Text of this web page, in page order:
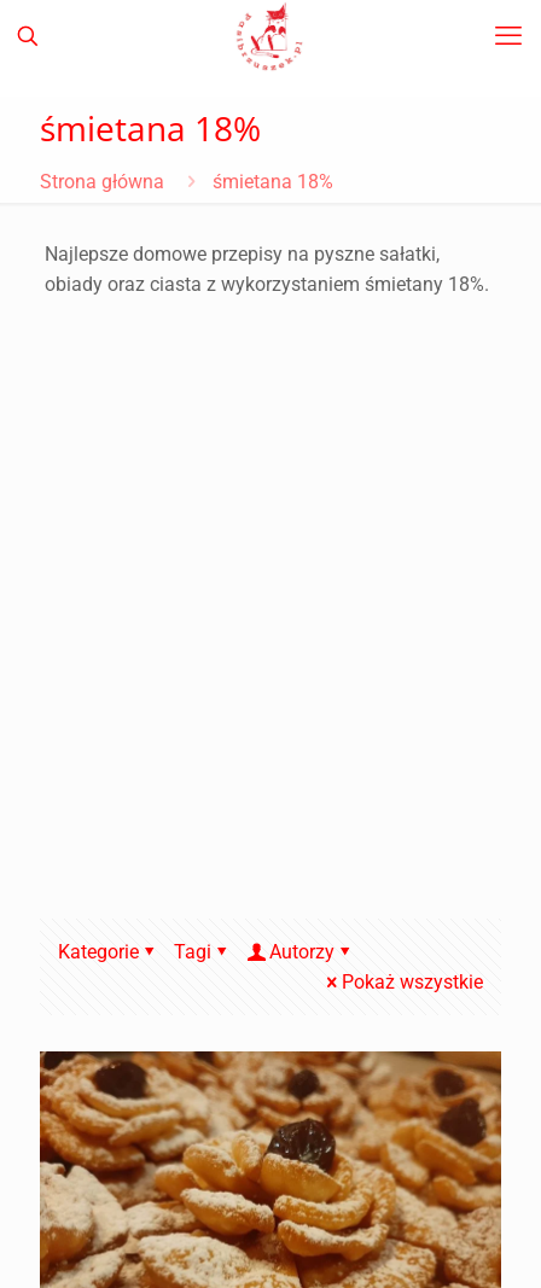
śmietana 18%
Strona główna śmietana 18%
Najlepsze domowe przepisy na pyszne sałatki,
obiady oraz ciasta z wykorzystaniem śmietany 18%.
Kategorie Tagi
Autorzy
Pokaż wszystkie